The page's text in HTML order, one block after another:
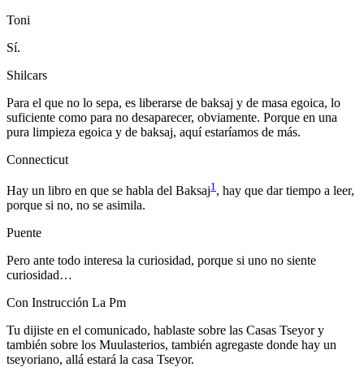
Toni
Sí.
Shilcars
Para el que no lo sepa, es liberarse de baksaj y de masa egoica, lo
suficiente como para no desaparecer, obviamente. Porque en una
pura limpieza egoica y de baksaj, aquí estaríamos de más.
Connecticut
Hay un libro en que se habla del Baksaj1 , hay que dar tiempo a leer,
porque si no, no se asimila.
Puente
Pero ante todo interesa la curiosidad, porque si uno no siente
curiosidad…
Con Instrucción La Pm
Tu dijiste en el comunicado, hablaste sobre las Casas Tseyor y
también sobre los Muulasterios, también agregaste donde hay un
tseyoriano, allá estará la casa Tseyor.